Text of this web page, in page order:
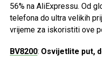
56% na AliExpressu. Od
telefona do ultra velikih
vrijeme za iskoristiti ove
BV8200: Osvijetlite put,